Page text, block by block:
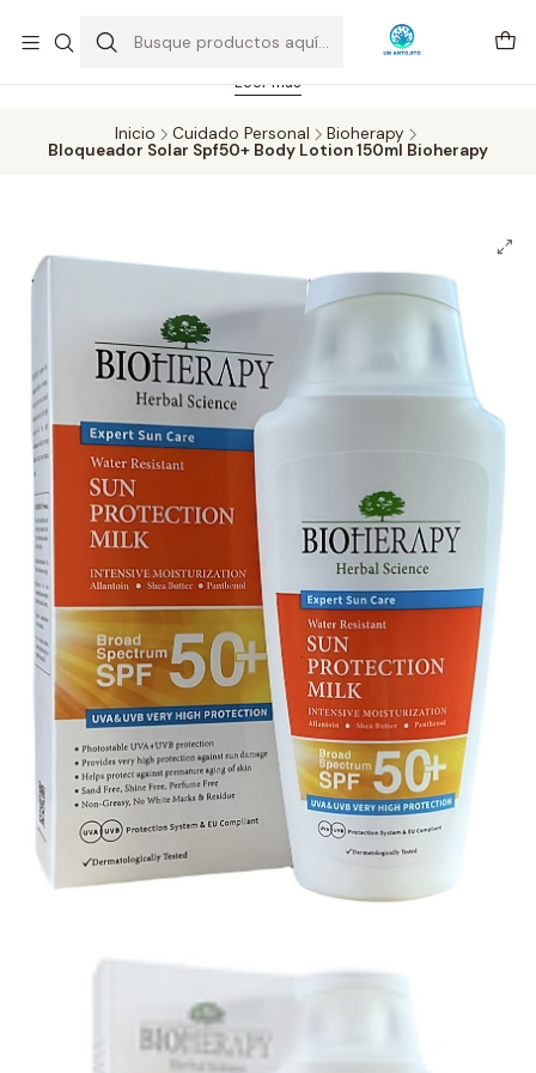
Feriado 21-05-2026 atención hasta las 14 hrs. Envío GRATIS mismo
día solo área Metropolitana Santiago por compras desde CLP 39.900.
Pedidos hasta 16 hrs., sábados y domingos hasta 14 hrs.
Leer más
Inicio Cuidado Personal
Bioherapy
Bloqueador Solar Spf50+ Body Lotion 150ml Bioherapy